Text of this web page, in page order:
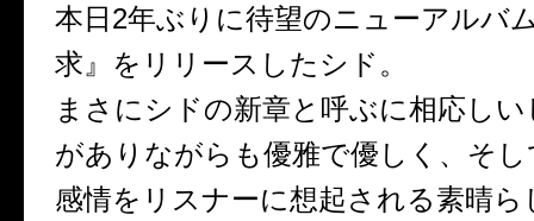
本日2年ぶりに待望のニューアルバ
求』をリリースしたシド。
まさにシドの新章と呼ぶに相応し
がありながらも優雅で優しく、そ
感情をリスナーに想起される素晴ら